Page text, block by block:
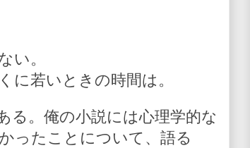
い。
に若いときの時間は。
る。俺の小説には心理学的な
ったことについて、語る